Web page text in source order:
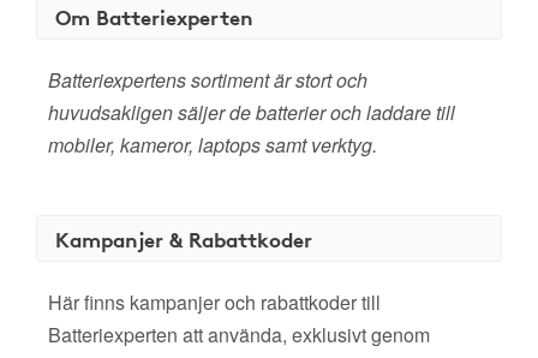
Om Batteriexperten
Batteriexpertens sortiment är stort och
huvudsakligen säljer de batterier och laddare till
mobiler, kameror, laptops samt verktyg.
Kampanjer & Rabattkoder
Här finns kampanjer och rabattkoder till
Batteriexperten att använda, exklusivt genom